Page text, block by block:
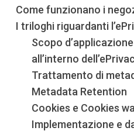
Come funzionano i
I triloghi riguardanti
Scopo
all’interno
Trattamento di
Metadata Retention
Cookies e Cookies
Implementazione e